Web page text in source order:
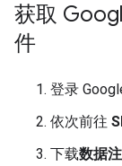
获取
件
登录
依次前往
下载数据